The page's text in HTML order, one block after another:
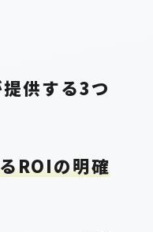
供する3つ
ROIの明確